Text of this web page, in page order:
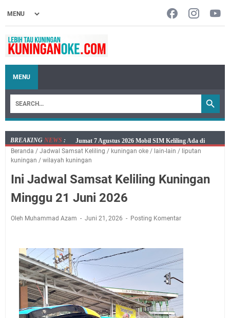
MENU
BREAKING NEWS :
Jumat 7 Agustus 2026 Mobil SIM Keliling Ada di
Kecamatan Sindangagung
Dicabut Dari Hidupmu, Kamu Akan Tetap Berjalan
Kelaparan Meskipun Memiliki Sekarung Penuh Uang
juga Tempat Beristirahat yang Paling Menenangkan, Ini
Sangat Seru
Warga Mulai Kesulitan Air Bersih Akibat Kekeringan,
Polres Kuningan dan PAM Tirta Kamuning Salurakan
12 Ribu Liter
Uniku Jadi Tuan Rumah Pendampingan Penyusunan
Beranda / Jadwal Samsat Keliling / kuningan oke / lain-lain / liputan
kuningan / wilayah kuningan
Ini Jadwal Samsat Keliling Kuningan
Minggu 21 Juni 2026
Oleh Muhammad Azam Juni 21, 2026 Posting Komentar